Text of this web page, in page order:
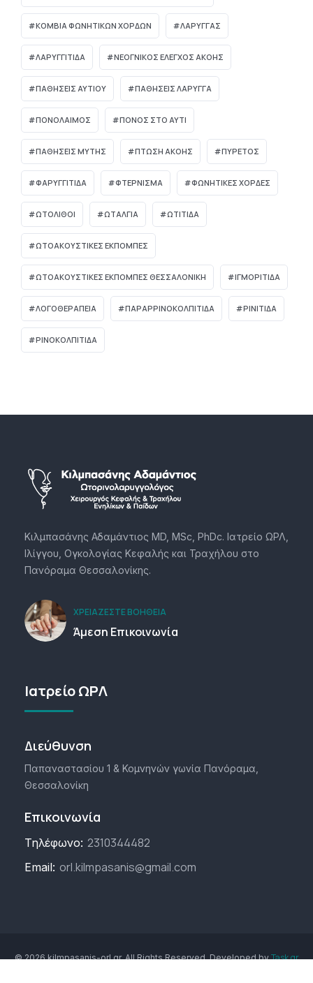
ΚΟΜΒΊΑ ΦΩΝΗΤΙΚΏΝ ΧΟΡΔΏΝ ΛΑΡΥΓΓΑΣ
ΛΑΡΥΓΓΙΤΙΔΑ ΝΕΟΓΝΙΚΌΣ ΈΛΕΓΧΟΣ ΑΚΟΉΣ
ΠΑΘΗΣΕΙΣ ΑΥΤΙΟΥ ΠΑΘΗΣΕΙΣ ΛΑΡΥΓΓΑ
ΠΟΝΟΛΑΙΜΟΣ ΠΟΝΟΣ ΣΤΟ ΑΥΤΙ
ΠΑΘΉΣΕΙΣ ΜΎΤΗΣ ΠΤΏΣΗ ΑΚΟΉΣ ΠΥΡΕΤΌΣ
ΦΑΡΥΓΓΙΤΙΔΑ ΦΤΕΡΝΙΣΜΑ ΦΩΝΗΤΙΚΕΣ ΧΟΡΔΕΣ
ΩΤΌΛΙΘΟΙ ΩΤΑΛΓΙΑ ΩΤΙΤΙΔΑ
ΩΤΟΑΚΟΥΣΤΙΚΈΣ ΕΚΠΟΜΠΈΣ
ΩΤΟΑΚΟΥΣΤΙΚΈΣ ΕΚΠΟΜΠΈΣ ΘΕΣΣΑΛΟΝΊΚΗ ΙΓΜΟΡΊΤΙΔΑ
ΛΟΓΟΘΕΡΑΠΕΊΑ ΠΑΡΑΡΡΙΝΟΚΟΛΠΊΤΙΔΑ ΡΙΝΊΤΙΔΑ
ΡΙΝΟΚΟΛΠΊΤΙΔΑ
Κιλμπασάνης Αδαμάντιος MD, MSc, PhDc. Ιατρείο ΩΡΛ,
Ιλίγγου, Ογκολογίας Κεφαλής και Τραχήλου στο
Πανόραμα Θεσσαλονίκης.
ΧΡΕΙΆΖΕΣΤΕ ΒΟΉΘΕΙΑ
Άμεση Επικοινωνία
Ιατρείο ΩΡΛ
Διεύθυνση
Παπαναστασίου 1 & Κομνηνών γωνία Πανόραμα,
Θεσσαλονίκη
Επικοινωνία
Τηλέφωνο: 2310344482
Email: orl.kilmpasanis@gmail.com
© 2026 kilmpasanis-orl.gr. All Rights Reserved. Developed byTask.gr